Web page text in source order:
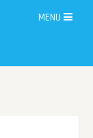
MENU